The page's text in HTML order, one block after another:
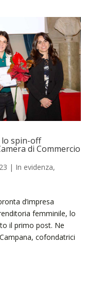
lo spin-off
di Commercio
| In evidenza,
d’impresa
femminile, lo
il primo post. Ne
cofondatrici